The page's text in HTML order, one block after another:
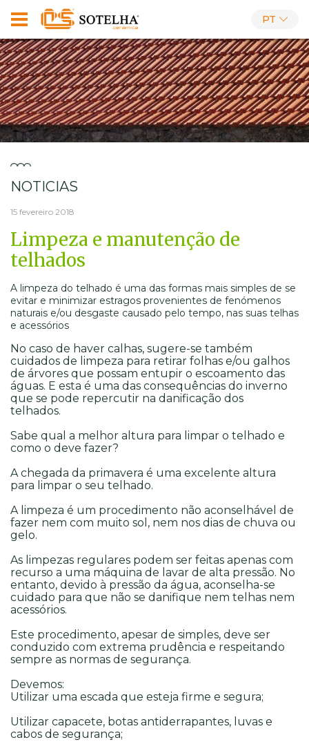
PT
NOTICIAS
15 fevereiro 2018
Limpeza e manutenção de
telhados
A limpeza do telhado é uma das formas mais simples de se
evitar e minimizar estragos provenientes de fenómenos
naturais e/ou desgaste causado pelo tempo, nas suas telhas
e acessórios
No caso de haver calhas, sugere-se também
cuidados de limpeza para retirar folhas e/ou galhos
de árvores que possam entupir o escoamento das
águas. E esta é uma das consequências do inverno
que se pode repercutir na danificação dos
telhados.
Sabe qual a melhor altura para limpar o telhado e
como o deve fazer?
A chegada da primavera é uma excelente altura
para limpar o seu telhado.
A limpeza é um procedimento não aconselhável de
fazer nem com muito sol, nem nos dias de chuva ou
gelo.
As limpezas regulares podem ser feitas apenas com
recurso a uma máquina de lavar de alta pressão. No
entanto, devido à pressão da água, aconselha-se
cuidado para que não se danifique nem telhas nem
acessórios.
Este procedimento, apesar de simples, deve ser
conduzido com extrema prudência e respeitando
sempre as normas de segurança.
Devemos:
Utilizar uma escada que esteja firme e segura;
Utilizar capacete, botas antiderrapantes, luvas e
cabos de segurança;